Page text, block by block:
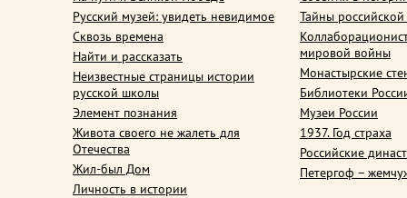
Русский музей: увидеть невидимое
Сквозь времена
Найти и рассказать
Неизвестные страницы истории
русской школы
Элемент познания
Живота своего не жалеть для
Отечества
Жил-был Дом
Личность в истории
Тайны
мировой войны
Монастырские
Библиотеки
Музеи России
1937. Год страха
Российские
Петергоф –